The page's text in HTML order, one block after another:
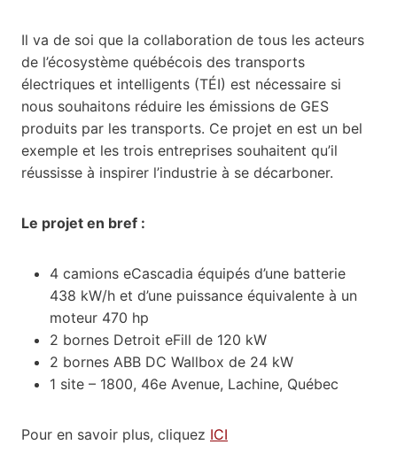
Il va de soi que la collaboration de tous les acteurs
de l’écosystème québécois des transports
électriques et intelligents (TÉI) est nécessaire si
nous souhaitons réduire les émissions de GES
produits par les transports. Ce projet en est un bel
exemple et les trois entreprises souhaitent qu’il
réussisse à inspirer l’industrie à se décarboner.
Le projet en bref :
4 camions eCascadia équipés d’une batterie
438 kW/h et d’une puissance équivalente à un
moteur 470 hp
2 bornes Detroit eFill de 120 kW
2 bornes ABB DC Wallbox de 24 kW
1 site – 1800, 46e Avenue, Lachine, Québec
Pour en savoir plus, cliquez ICI